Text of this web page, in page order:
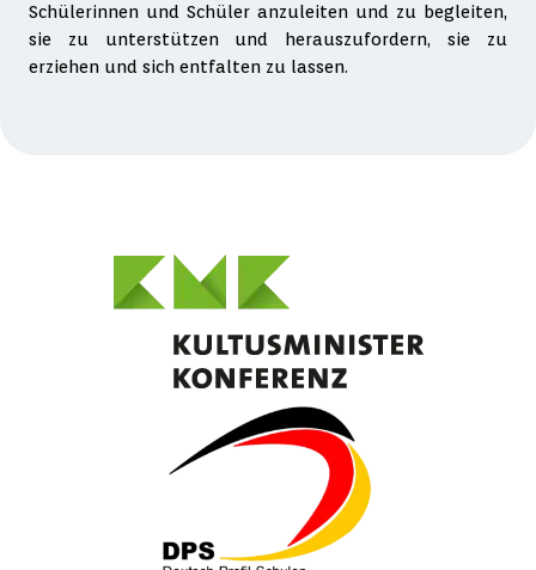
Schülerinnen und Schüler anzuleiten und zu begleiten,
sie zu unterstützen und herauszufordern, sie zu
erziehen und sich entfalten zu lassen.